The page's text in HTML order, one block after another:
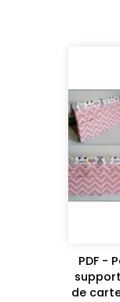
PDF -
de